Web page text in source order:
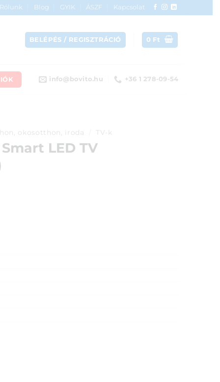
Rólunk Blog GYIK ÁSZF
Kapcsolat
BELÉPÉS / REGISZTRÁCIÓ 0 Ft
info@bovito.hu +36 1 278-09-54
okosotthon, iroda TV-k
LED TV